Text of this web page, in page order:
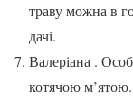
траву можна в
дачі.
Валеріана .
котячою